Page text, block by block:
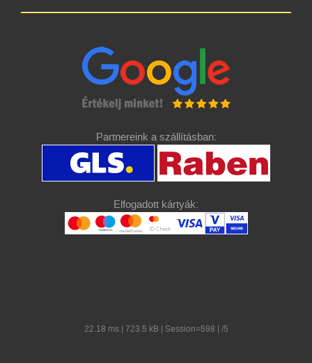
Partnereink a szállításban:
Elfogadott kártyák:
22.18 ms | 723.5 kB | Session=598 | /5